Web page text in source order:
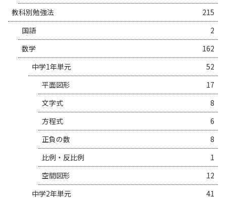
教科別勉強法
215
国語
2
数学
162
中学1年単元
52
平面図形
17
文字式
8
方程式
6
正負の数
8
比例・反比例
1
空間図形
12
中学2年単元
41